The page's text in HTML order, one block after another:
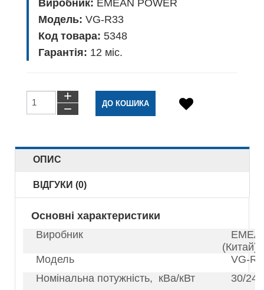
Виробник: EMEAN POWER
Модель: VG-R33
Код товара: 5348
Гарантія: 12 міс.
−
+
ОПИС
ВІДГУКИ (0)
Основні характеристики
Виробник
(Китай)
Модель
VG-
Номінальна потужність, кВа/кВт
30/24